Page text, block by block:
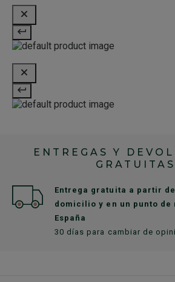
ENTREGAS Y
GRATUITAS
Entrega gratuita a partir
domicilio y en un punto de
España
30 días para cambiar de